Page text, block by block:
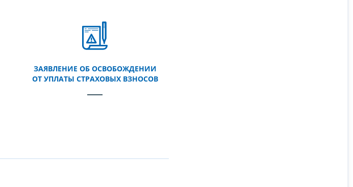
ЗАЯВЛЕНИЕ ОБ ОСВОБОЖДЕНИИ
ОТ УПЛАТЫ СТРАХОВЫХ ВЗНОСОВ